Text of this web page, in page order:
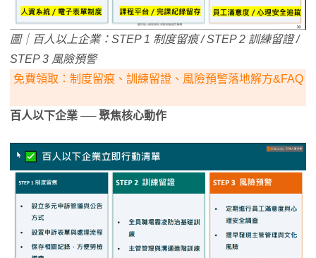
圖｜百人以上企業：STEP 1 制度留痕 / STEP 2 訓練留證 /
STEP 3 風險預警
免費領取：制度留痕、訓練留證、風險預警落地解方&FAQ
百人以下企業 ── 聚焦核心動作